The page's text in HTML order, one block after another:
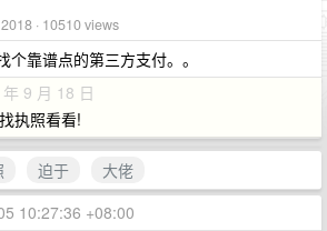
· 10510 views
靠谱点的第三方支付。。
9 月 18 日
执照看看!
迫于
大佬
10:27:36 +08:00